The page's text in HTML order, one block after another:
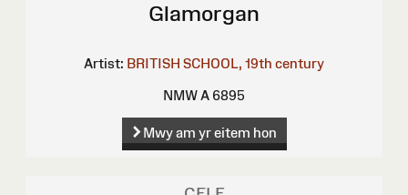
Glamorgan
Artist: BRITISH SCHOOL, 19th century
NMW A 6895
Mwy am yr eitem hon